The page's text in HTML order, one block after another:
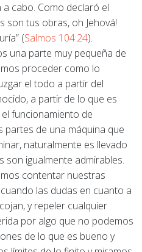
cabo. Como declaró el
son tus obras, oh Jehová!
(Salmos 104:24).
una parte muy pequeña de
proceder como lo
el todo a partir del
a partir de lo que es
funcionamiento de
partes de una máquina que
naturalmente es llevado
son igualmente admirables.
contentar nuestras
las dudas en cuanto a
y repeler cualquier
por algo que no podemos
de lo que es bueno y